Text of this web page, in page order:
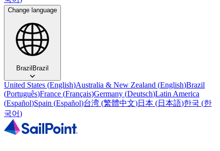
Change language
BrazilBrazil
United States (English)Australia & New Zealand (English)Brazil
(Português)France (Français)Germany (Deutsch)Latin America
(Español)Spain (Español)台湾 (繁體中文)日本 (日本語)한국 (한
국어)